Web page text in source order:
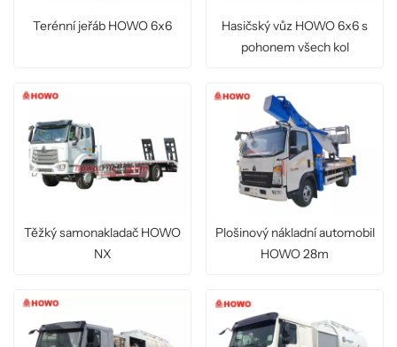
Terénní jeřáb HOWO 6x6
Hasičský vůz HOWO 6x6 s
pohonem všech kol
Těžký samonakladač HOWO
NX
Plošinový nákladní automobil
HOWO 28m